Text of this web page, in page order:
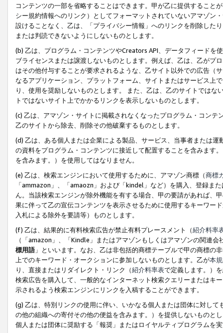
コンテンツの一部を省略することはできます。甲が乙に提供すること
シー規約情報へのリンク）としてフォーマットされていないアマゾン
設けることなく、乙は、「プライバシー情報」へのリンクを削除した
または判読できないようにしないものとします。
(b) 乙は、プログラム・コンテンツやCreators API、データフィード
ブライセンスまたは譲渡しないものとします。例えば、乙は、乙がプ
はその他付与することが要求されるような、乙サイト以外での広告（
なるアプリケーション、プラットフォーム、サイトまたはサービス上
り、使用を奨励しないものとします。 また、乙は、乙のサイトでは
トではないサイト上でかかるリンクを表示しないものとします。
(c) 乙は、アマゾン・サイトに掲載されなくなったプログラム・コン
乙のサイトから除去、削除その他破棄するものとします。
(d) 乙は、ある個人または企業による製品、サービス、当事者または
の資料をプログラム・コンテンツに接近して配置することを含みます
を含みます。）を使用してはなりません。
(e) 乙は、検索エンジンにおいて使用するために、アマゾン商標（商標
「ammazon」、「amaozn」および「kindel」など）を購入、登録ま
ん。当該検索エンジンが除外機能を有する場合、甲の要請があれば、
果に伴って乙の宣伝コンテンツを表示させるために使用するキーワー
入札による除外を要請等）ものとします。
(f) 乙は、結果的に有料検索広告が禁止有料プレースメント（紹介料率
（「amazon」、「Kindle」またはアマゾンもしくはアマゾンの関連
標用語」といいます。なお、乙は非包括的商標テーブルで甲の商標の
上でのキーワード・オークションに参加しないものとします。乙が本
り、直接またはリダイレクト・リンク（紹介料率表で定義します。）
検索広告を購入して、一般的なインターネット検索クエリーまたはキ
示されるよう検索エンジンにリンクを入稿することができます。
(g) 乙は、特別リンクの使用に伴い、いかなる個人または団体に対し
の他の組織への寄付その他の便益を含みます。）を提供しないものと
個人または団体に奨励する「報奨」またはロイヤルティプログラムを